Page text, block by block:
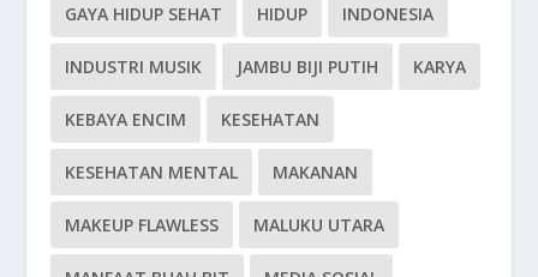
GAYA HIDUP SEHAT HIDUP INDONESIA
INDUSTRI MUSIK JAMBU BIJI PUTIH KARYA
KEBAYA ENCIM KESEHATAN
KESEHATAN MENTAL MAKANAN
MAKEUP FLAWLESS MALUKU UTARA